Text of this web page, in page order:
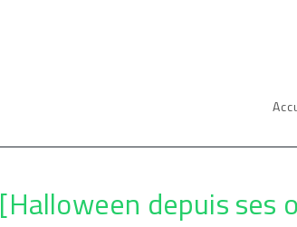
[Halloween depuis ses